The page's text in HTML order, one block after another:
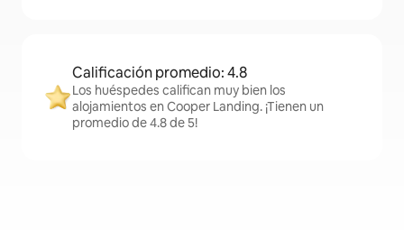
Calificación promedio: 4.8
Los huéspedes califican muy bien los
alojamientos en Cooper Landing. ¡Tienen un
promedio de 4.8 de 5!